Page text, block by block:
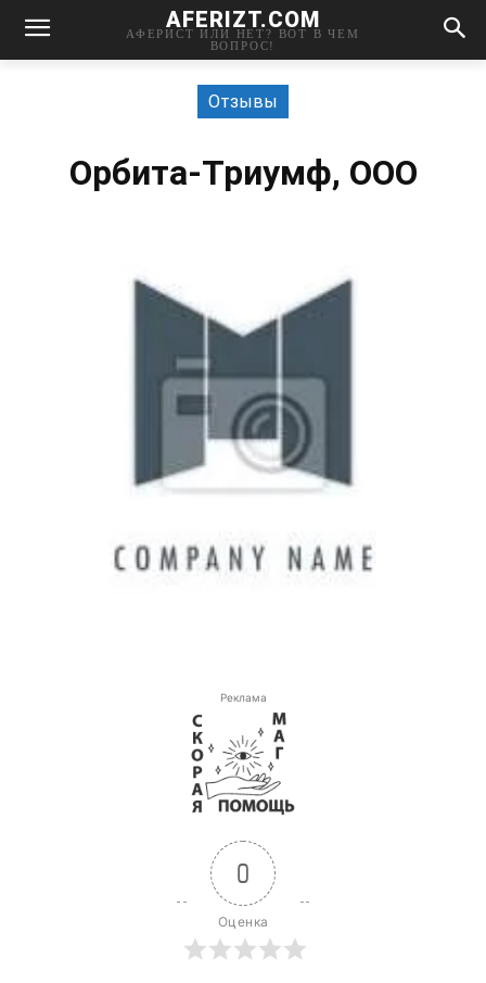
AFERIZT.COM
АФЕРИСТ ИЛИ НЕТ? ВОТ В ЧЕМ
ВОПРОС!
Отзывы
Орбита-Триумф, ООО
Реклама
0
Оценка